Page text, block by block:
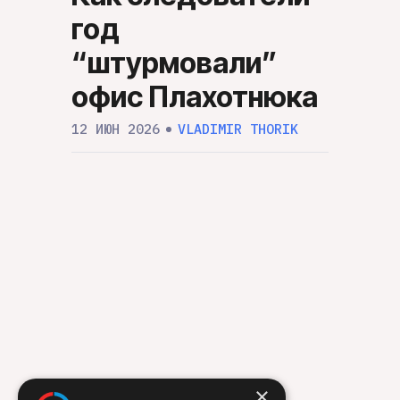
год
“штурмовали”
офис Плахотнюка
12 ИЮН 2026 VLADIMIR THORIK